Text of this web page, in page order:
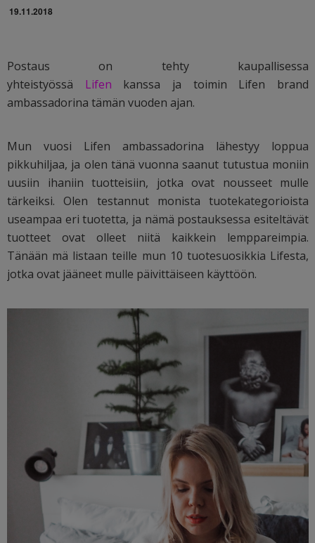
19.11.2018
Postaus on tehty kaupallisessa
yhteistyössä
Lifen kanssa ja toimin Lifen brand
ambassadorina tämän vuoden ajan.
Mun vuosi Lifen ambassadorina lähestyy loppua
pikkuhiljaa, ja olen tänä vuonna saanut tutustua moniin
uusiin ihaniin tuotteisiin, jotka ovat nousseet mulle
tärkeiksi. Olen testannut monista tuotekategorioista
useampaa eri tuotetta, ja nämä postauksessa esiteltävät
tuotteet ovat olleet niitä kaikkein lemppareimpia.
Tänään mä listaan teille mun 10 tuotesuosikkia Lifesta,
jotka ovat jääneet mulle päivittäiseen käyttöön.